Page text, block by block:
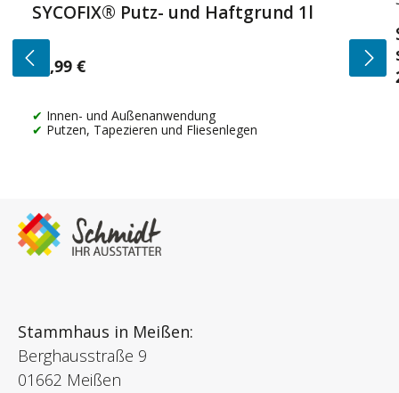
SYCOFIX® Putz- und Haftgrund 1l
Regulärer Preis:
14,99 €
Innen- und Außenanwendung
Putzen, Tapezieren und Fliesenlegen
Stammhaus in Meißen:
Berghausstraße 9
01662 Meißen